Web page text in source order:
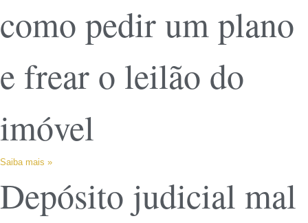
como pedir um plano
e frear o leilão do
imóvel
Saiba mais »
Depósito judicial mal